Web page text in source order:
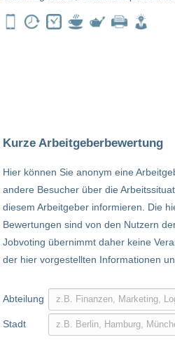
Kurze Arbeitgeberbewertung
Hier können Sie anonym eine
andere Besucher über die
diesem Arbeitgeber informieren. Die
Bewertungen sind von den Nutzern
Jobvoting übernimmt daher keine
der hier vorgestellten Informationen
Abteilung
Stadt